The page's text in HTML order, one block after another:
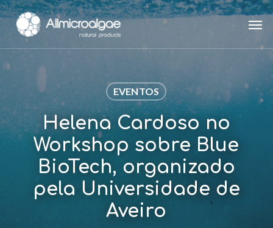
Skip
content
EVENTOS
Helena Cardoso no
Workshop sobre Blue
BioTech, organizado
pela Universidade de
Aveiro